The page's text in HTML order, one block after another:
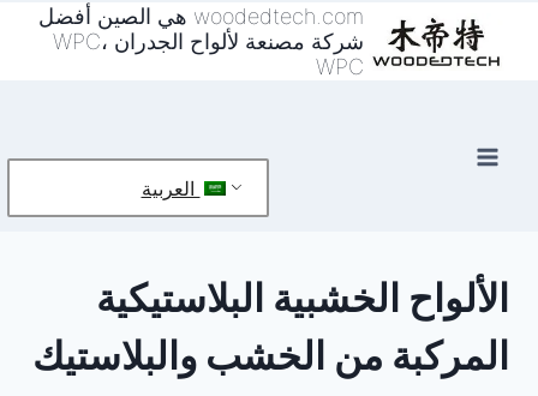
woodedtech.com هي الصين أفضل
شركة مصنعة لألواح الجدران WPC،
WPC
العربية
الألواح الخشبية البلاستيكية
المركبة من الخشب والبلاستيك